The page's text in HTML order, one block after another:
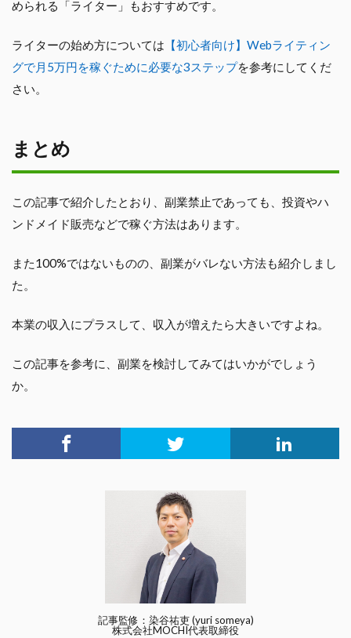
められる「ライター」もおすすめです。
ライターの始め方については 【初心者向け】Webライティン
グで月5万円を稼ぐために必要な3ステップを参考にしてくだ
さい。
まとめ
この記事で紹介したとおり、副業禁止であっても、投資やハ
ンドメイド販売などで稼ぐ方法はあります。
また100%ではないものの、副業がバレない方法も紹介しまし
た。
本業の収入にプラスして、収入が増えたら大きいですよね。
この記事を参考に、副業を検討してみてはいかがでしょう
か。
記事監修：染谷祐吏 (yuri someya)
株式会社MOCHI代表取締役